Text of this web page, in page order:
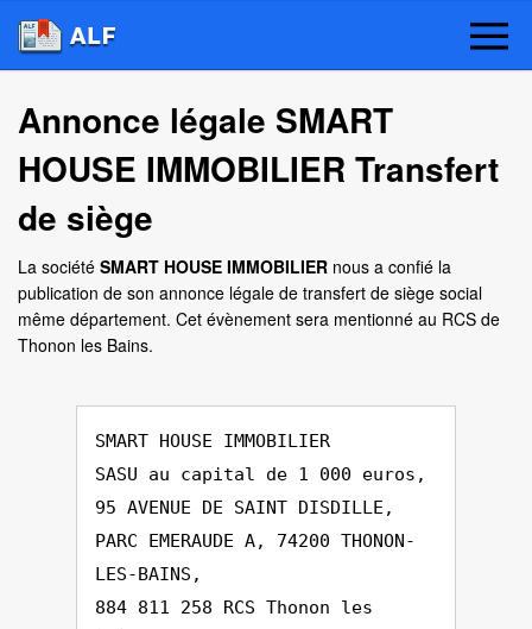
Annonce légale SMART
HOUSE IMMOBILIER Transfert
de siège
La société SMART HOUSE IMMOBILIER nous a confié la
publication de son annonce légale de transfert de siège social
même département. Cet évènement sera mentionné au RCS de
Thonon les Bains.
SMART HOUSE IMMOBILIER
SASU au capital de 1 000 euros,
95 AVENUE DE SAINT DISDILLE,
PARC EMERAUDE A, 74200 THONON-
LES-BAINS,
884 811 258 RCS Thonon les